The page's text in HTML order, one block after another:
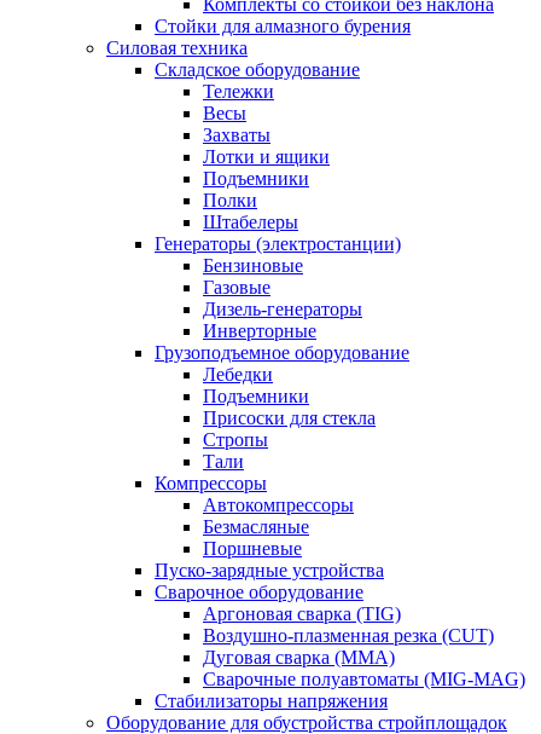
Комплекты со стойкой без наклона
Стойки для алмазного бурения
Силовая техника
Складское оборудование
Тележки
Весы
Захваты
Лотки и ящики
Подъемники
Полки
Штабелеры
Генераторы (электростанции)
Бензиновые
Газовые
Дизель-генераторы
Инверторные
Грузоподъемное оборудование
Лебедки
Подъемники
Присоски для стекла
Стропы
Тали
Компрессоры
Автокомпрессоры
Безмасляные
Поршневые
Пуско-зарядные устройства
Сварочное оборудование
Аргоновая сварка (TIG)
Воздушно-плазменная резка (CUT)
Дуговая сварка (ММА)
Сварочные полуавтоматы (MIG-MAG)
Стабилизаторы напряжения
Оборудование для обустройства стройплощадок